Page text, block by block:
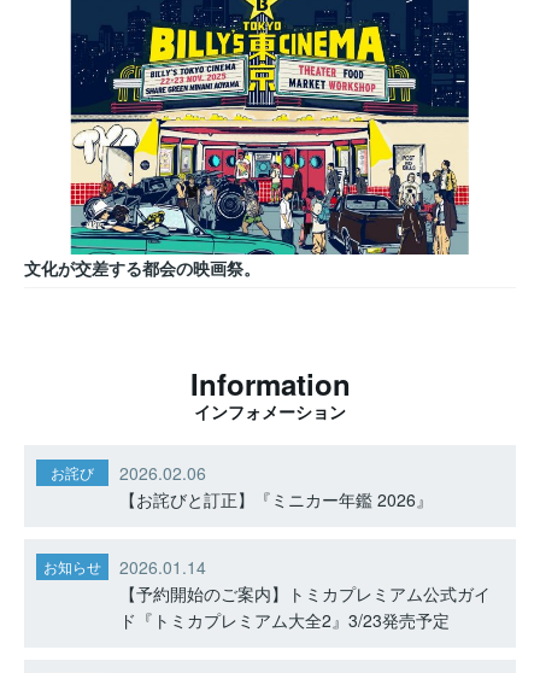
文化が交差する都会の映画祭。
Information
インフォメーション
お詫び
2026.02.06
【お詫びと訂正】『ミニカー年鑑 2026』
お知らせ
2026.01.14
【予約開始のご案内】トミカプレミアム公式ガイ
ド『トミカプレミアム大全2』3/23発売予定